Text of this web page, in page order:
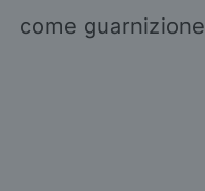
come